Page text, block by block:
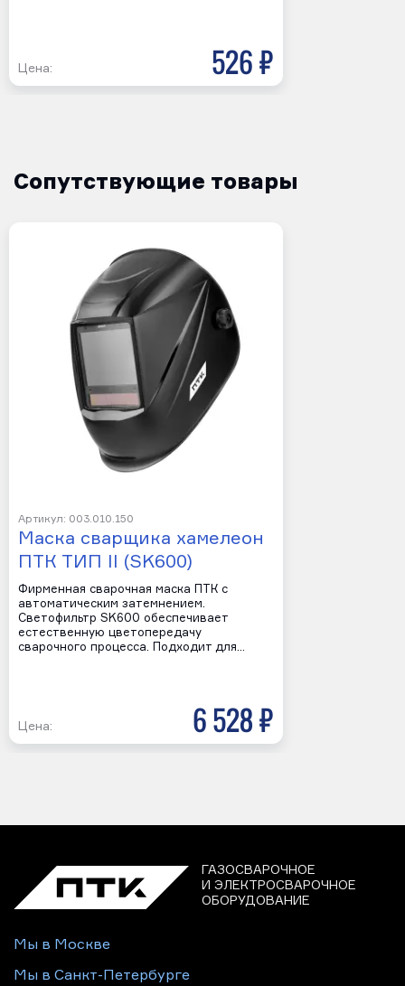
Цена: 526 р
Сопутствующие товары
Артикул: 003.010.150
Маска сварщика хамелеон
ПТК ТИП II (SK600)
Фирменная сварочная маска ПТК с
автоматическим затемнением.
Светофильтр SK600 обеспечивает
естественную цветопередачу
сварочного процесса. Подходит для…
Цена: 6 528 р
ГАЗОСВАРОЧНОЕ
И ЭЛЕКТРОСВАРОЧНОЕ
ОБОРУДОВАНИЕ
Мы в Москве
Мы в Санкт-Петербурге